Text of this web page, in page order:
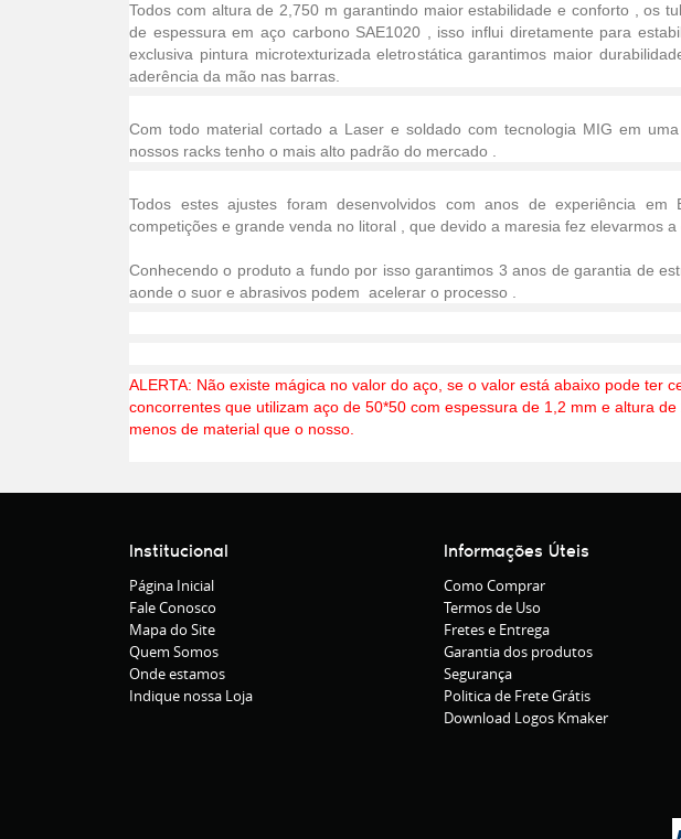
Todos com altura de 2,750 m garantindo maior estabilidade e conforto , os
de espessura em aço carbono SAE1020 , isso influi diretamente para
exclusiva pintura microtexturizada eletrostática garantimos maior
aderência da mão nas barras.
Com todo material cortado a Laser e soldado com tecnologia MIG em
nossos racks tenho o mais alto padrão do mercado .
Todos estes ajustes foram desenvolvidos com anos de experiência
competições e grande venda no litoral , que devido a maresia fez elevarmos
Conhecendo o produto a fundo por isso garantimos 3 anos de garantia de
aonde o suor e abrasivos podem acelerar o processo .
ALERTA: Não existe mágica no valor do aço, se o valor está abaixo pode ter
concorrentes que utilizam aço de 50*50 com espessura de 1,2 mm e altura
menos de material que o nosso.
Institucional
Página Inicial
Fale Conosco
Mapa do Site
Quem Somos
Onde estamos
Indique nossa Loja
Informações Úteis
Como Comprar
Termos de Uso
Fretes e Entrega
Garantia dos produtos
Segurança
Politica de Frete Grátis
Download Logos Kmaker